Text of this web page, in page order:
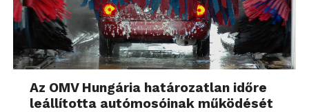
Az OMV Hungária határozatlan időre
leállította autómosóinak működését